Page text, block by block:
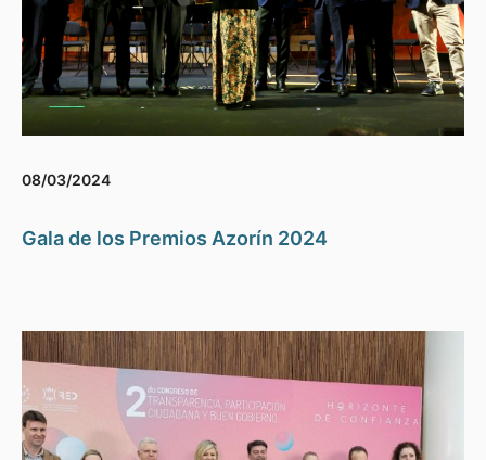
08/03/2024
Gala de los Premios Azorín 2024